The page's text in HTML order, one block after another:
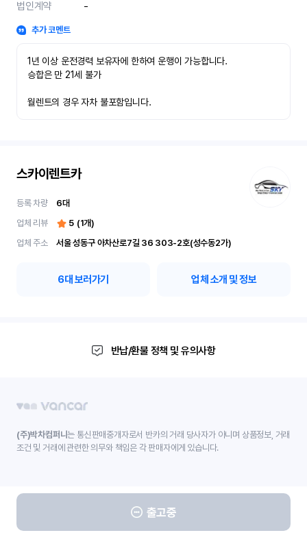
법인계약
-
추가 코멘트
1년 이상 운전경력 보유자에 한하여 운행이 가능합니다.
승합은 만 21세 불가
월렌트의 경우 자차 불포함입니다.
스카이렌트카
등록 차량 6대
업체 리뷰
5 (1개)
업체 주소
서울 성동구 아차산로7길 36	303-2호(성수동2가)
6대 보러가기 업체 소개 및 정보
반납/환불 정책 및 유의사항
출고중
(주)박차컴퍼니는 통신판매중개자로서 반카의 거래 당사자가 아니며 상품정보, 거래
조건 및 거래에 관련한 의무와 책임은 각 판매자에게 있습니다.